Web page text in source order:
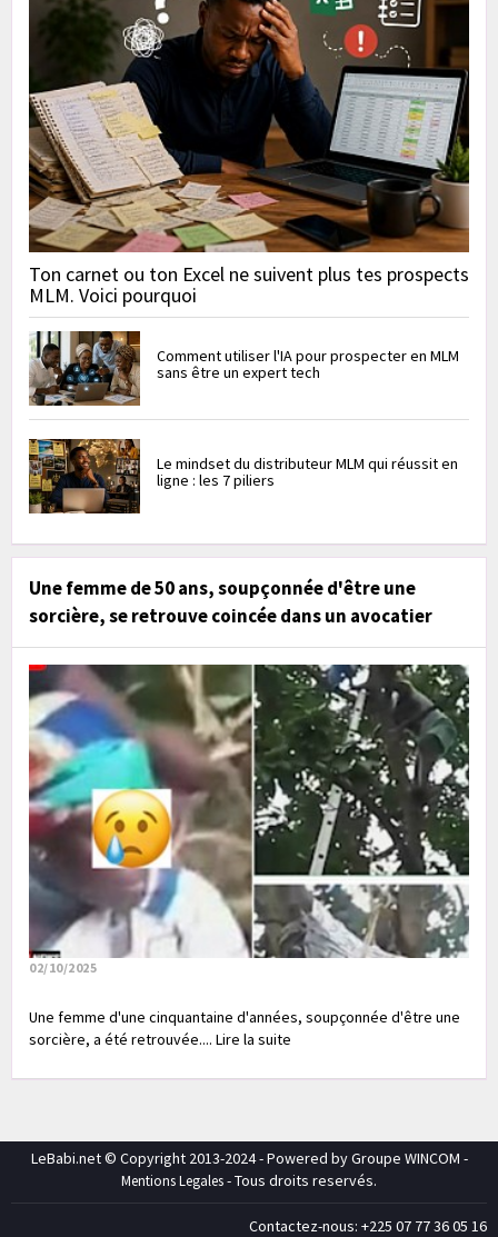
Ton carnet ou ton Excel ne suivent plus tes prospects
MLM. Voici pourquoi
Comment utiliser l'IA pour prospecter en MLM
sans être un expert tech
Le mindset du distributeur MLM qui réussit en
ligne : les 7 piliers
Une femme de 50 ans, soupçonnée d'être une
sorcière, se retrouve coincée dans un avocatier
02/10/2025
Une femme d'une cinquantaine d'années, soupçonnée d'être une
sorcière, a été retrouvée.... Lire la suite
LeBabi.net © Copyright 2013-2024 - Powered by Groupe WINCOM -
Mentions Legales- Tous droits reservés.
Contactez-nous: +225 07 77 36 05 16